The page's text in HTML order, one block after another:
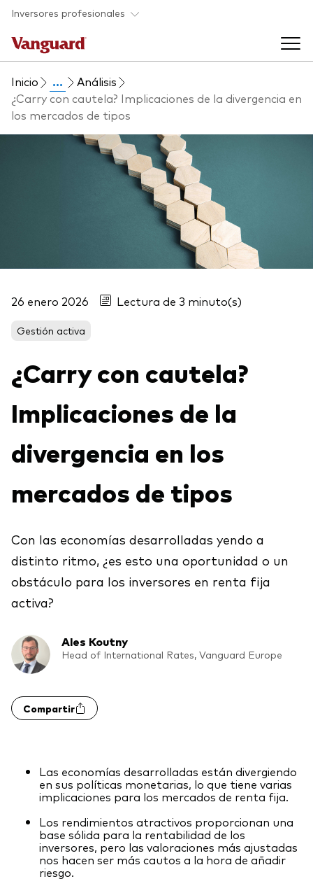
Saltar al contenido principal
Inversores profesionales
Fondos y ETF
Back to main menu
Listado de todos nuestros fondos y
Ver fondos por tipo
Renta fija activa
ETF
Renta fija
Multiactivos
Nuestros productos de inversión
Renta fija activa
Renta variable
ETF
Renta fija
Multiactivos
LifeStrategy
Invierte con nosotros
Supervisión de inversiones
Perspectivas y eventos
Back to main menu
Eventos y webinars
Análisis de la exposición a índices
Perspectiva económica y de los
mercados de Vanguard
Ayuda para asesores
Investigación en profundidad para asesores
Para tus clientes
Centro de Investigación para Asesores
Cuantificando el Adviser's Alpha® de Vanguard
Gran traspaso patrimonial
Acerca de Vanguard
Generación V
Inicio ...
Análisis
¿Carry con cautela? Implicaciones de la divergencia en
los mercados de tipos
26 enero 2026 Lectura de 3 minuto(s)
Gestión activa
¿Carry con cautela?
Implicaciones de la
divergencia en los
mercados de tipos
Con las economías desarrolladas yendo a
distinto ritmo, ¿es esto una oportunidad o un
obstáculo para los inversores en renta fija
activa?
Ales Koutny
Head of International Rates, Vanguard Europe
Compartir
Las economías desarrolladas están divergiendo
en sus políticas monetarias, lo que tiene varias
implicaciones para los mercados de renta fija.
Los rendimientos atractivos proporcionan una
base sólida para la rentabilidad de los
inversores, pero las valoraciones más ajustadas
nos hacen ser más cautos a la hora de añadir
riesgo.